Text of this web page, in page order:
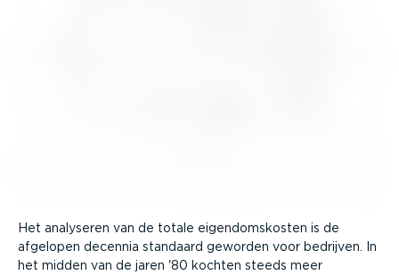
Het analyseren van de totale eigen­doms­kosten is de
afgelopen decennia standaard geworden voor bedrijven. In
het midden van de jaren '80 kochten steeds meer